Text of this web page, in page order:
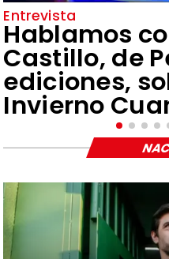
Entrevista
Hablamos
Castillo, de
ediciones,
Invierno